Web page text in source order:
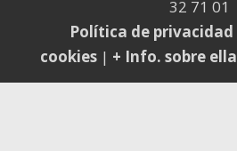
32 71 01
Política de privacidad
cookies| + Info. sobre ella